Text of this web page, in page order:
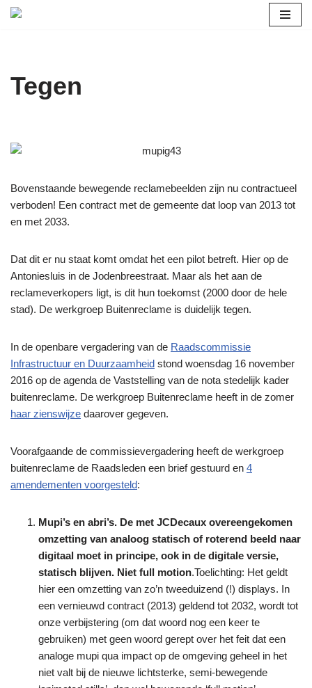
inhoud
Tegen
Bovenstaande bewegende reclamebeelden zijn nu contractueel
verboden! Een contract met de gemeente dat loop van 2013 tot
en met 2033.
Dat dit er nu staat komt omdat het een pilot betreft. Hier op de
Antoniesluis in de Jodenbreestraat. Maar als het aan de
reclameverkopers ligt, is dit hun toekomst (2000 door de hele
stad). De werkgroep Buitenreclame is duidelijk tegen.
In de openbare vergadering van de Raadscommissie
Infrastructuur en Duurzaamheid stond woensdag 16 november
2016 op de agenda de Vaststelling van de nota stedelijk kader
buitenreclame. De werkgroep Buitenreclame heeft in de zomer
haar zienswijze daarover gegeven.
Voorafgaande de commissievergadering heeft de werkgroep
buitenreclame de Raadsleden een brief gestuurd en 4
amendementen voorgesteld:
Mupi’s en abri’s. De met JCDecaux overeengekomen
omzetting van analoog statisch of roterend beeld naar
digitaal moet in principe, ook in de digitale versie,
statisch blijven. Niet full motion.Toelichting: Het geldt
hier een omzetting van zo’n tweeduizend (!) displays. In
een vernieuwd contract (2013) geldend tot 2032, wordt tot
onze verbijstering (om dat woord nog een keer te
gebruiken) met geen woord gerept over het feit dat een
analoge mupi qua impact op de omgeving geheel in het
niet valt bij de nieuwe lichtsterke, semi-bewegende